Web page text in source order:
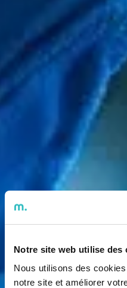
Notre site web utilise des
Nous utilisons des
notre site et améliorer